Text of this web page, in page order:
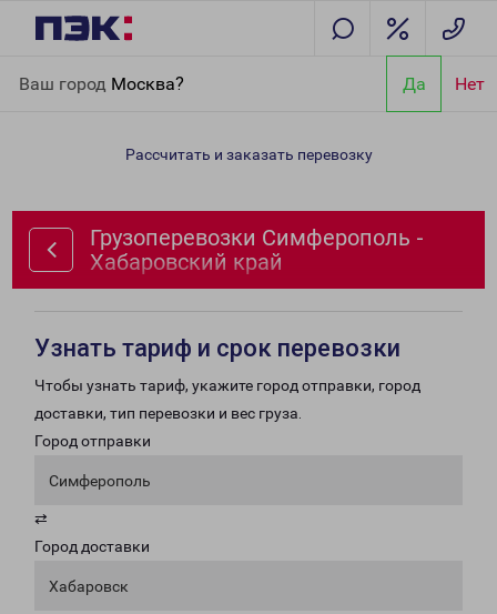
Ваш город Москва? Да Нет
Хабаровский край
Рассчитать и заказать перевозку
Грузоперевозки Симферополь -
Хабаровский край
Узнать тариф и срок перевозки
Чтобы узнать тариф, укажите город отправки, город
доставки, тип перевозки и вес груза.
Город отправки
Симферополь
⇄
Город доставки
Хабаровск